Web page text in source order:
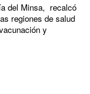
del Minsa, recalcó
regiones de salud
y